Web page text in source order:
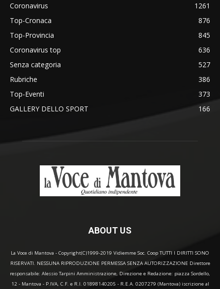
Coronavirus
1261
Top-Cronaca
876
Top-Provincia
845
Coronavirus top
636
Senza categoria
527
Rubriche
386
Top-Eventi
373
GALLERY DELLO SPORT
166
ABOUT US
La Voce di Mantova - Copyright(C)1999-2019 Vidiemme Soc. Coop TUTTI I DIRITTI SONO
RISERVATI. NESSUNA RIPRODUZIONE PERMESSA SENZA AUTORIZZAZIONE Direttore
responsabile: Alessio Tarpini Amministrazione, Direzione e Redazione: piazza Sordello,
12 - Mantova - P.IVA, C.F. e R.I. 01898140205 - R.E.A. 0207279 (Mantova) iscrizione al